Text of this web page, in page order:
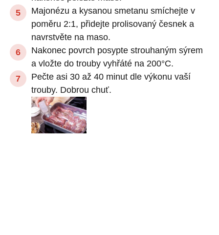
Majonézu a kysanou smetanu smíchejte v
poměru 2:1, přidejte prolisovaný česnek a
navrstvěte na maso.
Nakonec povrch posypte strouhaným sýrem
a vložte do trouby vyhřáté na 200°C.
Pečte asi 30 až 40 minut dle výkonu vaší
trouby. Dobrou chuť.